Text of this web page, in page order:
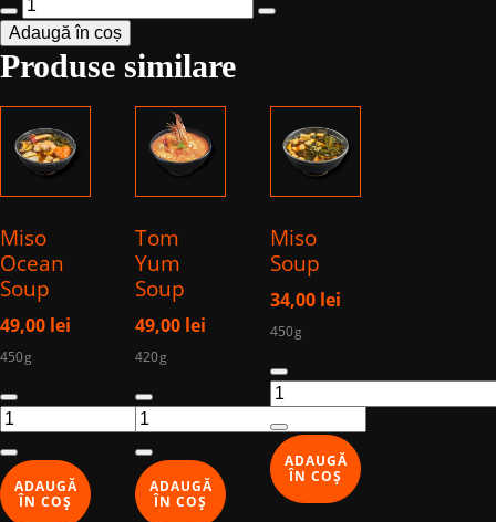
Cantitate
Ramen
Soup
Adaugă în coș
Produse similare
Miso
Ocean
Soup
49,00 lei
450g
Cantitate
Miso
Ocean
Soup
ADAUGĂ
ÎN COȘ
Tom
Yum
Soup
49,00 lei
420g
Cantitate
Tom
Yum
Soup
ADAUGĂ
ÎN COȘ
Miso
Soup
34,00 lei
450g
Cantitate
Miso
Soup
ADAUGĂ
ÎN COȘ